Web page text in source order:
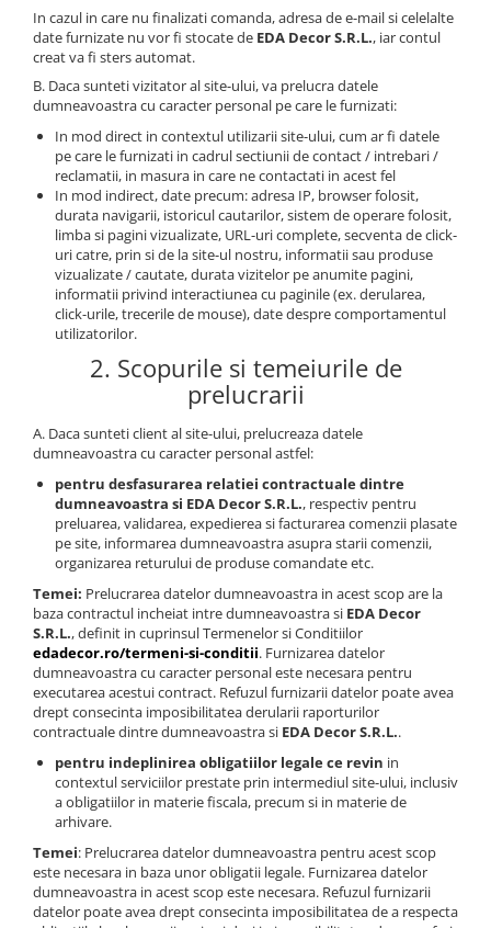
In cazul in care nu finalizati comanda, adresa de e-mail si celelalte
date furnizate nu vor fi stocate de EDA Decor S.R.L., iar contul
creat va fi sters automat.
B. Daca sunteti vizitator al site-ului, va prelucra datele
dumneavoastra cu caracter personal pe care le furnizati:
In mod direct in contextul utilizarii site-ului, cum ar fi datele
pe care le furnizati in cadrul sectiunii de contact / intrebari /
reclamatii, in masura in care ne contactati in acest fel
In mod indirect, date precum: adresa IP, browser folosit,
durata navigarii, istoricul cautarilor, sistem de operare folosit,
limba si pagini vizualizate, URL-uri complete, secventa de click-
uri catre, prin si de la site-ul nostru, informatii sau produse
vizualizate / cautate, durata vizitelor pe anumite pagini,
informatii privind interactiunea cu paginile (ex. derularea,
click-urile, trecerile de mouse), date despre comportamentul
utilizatorilor.
2. Scopurile si temeiurile de
prelucrarii
A. Daca sunteti client al site-ului, prelucreaza datele
dumneavoastra cu caracter personal astfel:
pentru desfasurarea relatiei contractuale dintre
dumneavoastra si EDA Decor S.R.L., respectiv pentru
preluarea, validarea, expedierea si facturarea comenzii plasate
pe site, informarea dumneavoastra asupra starii comenzii,
organizarea returului de produse comandate etc.
Temei: Prelucrarea datelor dumneavoastra in acest scop are la
baza contractul incheiat intre dumneavoastra si EDA Decor
S.R.L., definit in cuprinsul Termenelor si Conditiilor
edadecor.ro/termeni-si-conditii. Furnizarea datelor
dumneavoastra cu caracter personal este necesara pentru
executarea acestui contract. Refuzul furnizarii datelor poate avea
drept consecinta imposibilitatea derularii raporturilor
contractuale dintre dumneavoastra si EDA Decor S.R.L..
pentru indeplinirea obligatiilor legale ce revin in
contextul serviciilor prestate prin intermediul site-ului, inclusiv
a obligatiilor in materie fiscala, precum si in materie de
arhivare.
Temei: Prelucrarea datelor dumneavoastra pentru acest scop
este necesara in baza unor obligatii legale. Furnizarea datelor
dumneavoastra in acest scop este necesara. Refuzul furnizarii
datelor poate avea drept consecinta imposibilitatea de a respecta